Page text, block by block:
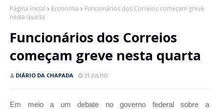
Página inicial Economia
Funcionários dos Correios começam greve
nesta quarta
Funcionários dos Correios
começam greve nesta quarta
DIÁRIO DA CHAPADA 31 JULHO
Em meio a um debate no governo federal sobre a